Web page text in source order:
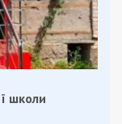
,укрнет,
змогу
а вам -